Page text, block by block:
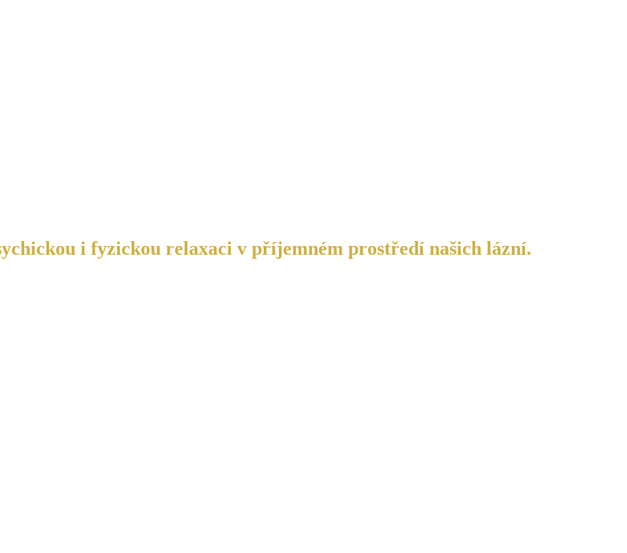
i fyzickou relaxaci v příjemném prostředí našich lázní.